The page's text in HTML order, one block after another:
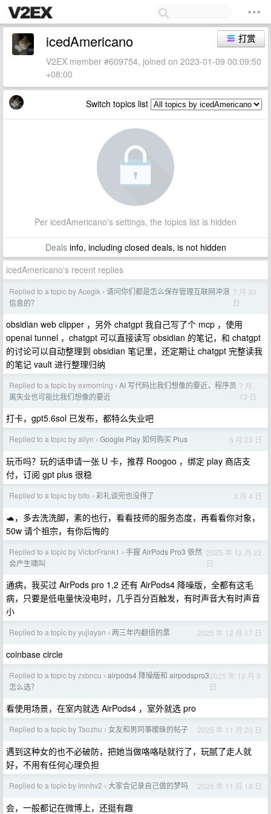
打赏
icedAmericano
V2EX member #609754, joined on 2023-01-09 00:09:50
+08:00
Switch topics list
Per icedAmericano's settings, the topics list is hidden
Dealsinfo, including closed deals, is not hidden
icedAmericano's recent replies
Replied to a topic by Acegik › 请问你们都是怎么保存管理互联网冲浪
信息的？
7 月 30
日
obsidian web clipper ，另外 chatgpt 我自己写了个 mcp ，使用
openai tunnel ，chatgpt 可以直接读写 obsidian 的笔记，和 chatgpt
的讨论可以自动整理到 obsidian 笔记里，还定期让 chatgpt 完整读我
的笔记 vault 进行整理归纳
Replied to a topic by exmorning › AI 写代码比我们想像的要近，程序员
离失业也可能比我们想像的要近
7 月
13 日
打卡，gpt5.6sol 已发布，都特么失业吧
Replied to a topic by allyn › Google Play 如何购买 Plus 6 月 23 日
玩币吗？玩的话申请一张 U 卡，推荐 Roogoo ，绑定 play 商店支
付，订阅 gpt plus 很稳
Replied to a topic by bito › 彩礼谈完也没得了 3 月 4 日
🐢，多去洗洗脚，素的也行，看看技师的服务态度，再看看你对象，
50w 请个祖宗，有你后悔的
Replied to a topic by VictorFrank1 › 手握 AirPods Pro3 依然
会产生啸叫
2025 年 12 月 22
日
通病，我买过 AirPods pro 1,2 还有 AirPods4 降噪版，全都有这毛
病，只要是低电量快没电时，几乎百分百触发，有时声音大有时声音
小
Replied to a topic by yujiayan › 两三年内翻倍的票 2025 年 12 月 17 日
coinbase circle
Replied to a topic by zxbncu › airpods4 降噪版和 airpodspro3
怎么选？
2025 年 12 月 9
日
看使用场景，在室内就选 AirPods4 ，室外就选 pro
Replied to a topic by Taozhu › 女友和男同事暧昧的帖子 2025 年 11 月 20 日
遇到这种女的也不必破防，把她当做咯咯哒就行了，玩腻了走人就
好，不用有任何心理负担
Replied to a topic by imnhv2 › 大家会记录自己做的梦吗 2025 年 11 月 18 日
会，一般都记在微博上，还挺有趣